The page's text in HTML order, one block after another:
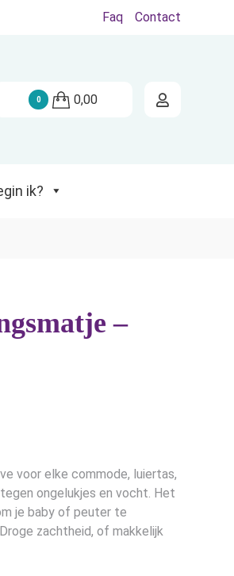
Faq Contact
0 0,00
ik?
–
voor elke commode, luiertas,
ongelukjes en vocht. Het
je baby of peuter te
zachtheid, of makkelijk